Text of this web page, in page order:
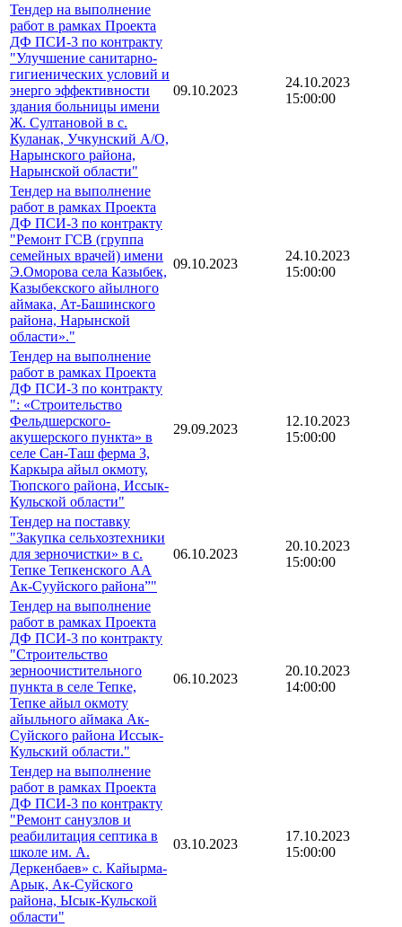
Тендер на выполнение
работ в рамках Проекта
ДФ ПСИ-3 по контракту
"Улучшение санитарно-
гигиенических условий и
энерго эффективности
здания больницы имени
Ж. Султановой в с.
Куланак, Учкунский А/О,
Нарынского района,
Нарынской области"
09.10.2023
24.10.2023
15:00:00
Тендер на выполнение
работ в рамках Проекта
ДФ ПСИ-3 по контракту
"Ремонт ГСВ (группа
семейных врачей) имени
Э.Оморова села Казыбек,
Казыбекского айылного
аймака, Ат-Башинского
района, Нарынской
области»."
09.10.2023
24.10.2023
15:00:00
Тендер на выполнение
работ в рамках Проекта
ДФ ПСИ-3 по контракту
": «Строительство
Фельдшерского-
акушерского пункта» в
селе Сан-Таш ферма 3,
Каркыра айыл окмоту,
Тюпского района, Иссык-
Кульской области"
29.09.2023
12.10.2023
15:00:00
Тендер на поставку
"Закупка сельхозтехники
для зерночистки» в с.
Тепке Тепкенского АА
Ак-Сууйского района”"
06.10.2023
20.10.2023
15:00:00
Тендер на выполнение
работ в рамках Проекта
ДФ ПСИ-3 по контракту
"Строительство
зерноочистительного
пункта в селе Тепке,
Тепке айыл окмоту
айыльного аймака Ак-
Суйского района Иссык-
Кульский области."
06.10.2023
20.10.2023
14:00:00
Тендер на выполнение
работ в рамках Проекта
ДФ ПСИ-3 по контракту
"Ремонт санузлов и
реабилитация септика в
школе им. А.
Деркенбаев» с. Кайырма-
Арык, Ак-Суйского
района, Ысык-Кульской
области"
03.10.2023
17.10.2023
15:00:00